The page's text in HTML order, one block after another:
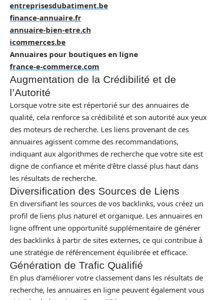
entreprisesdubatiment.be
finance-annuaire.fr
annuaire-bien-etre.ch
icommerces.be
Annuaires pour boutiques en ligne
france-e-commerce.com
Augmentation de la Crédibilité et de
l’Autorité
Lorsque votre site est répertorié sur des annuaires de
qualité, cela renforce sa crédibilité et son autorité aux yeux
des moteurs de recherche. Les liens provenant de ces
annuaires agissent comme des recommandations,
indiquant aux algorithmes de recherche que votre site est
digne de confiance et mérite d’être classé plus haut dans
les résultats de recherche.
Diversification des Sources de Liens
En diversifiant les sources de vos backlinks, vous créez un
profil de liens plus naturel et organique. Les annuaires en
ligne offrent une opportunité supplémentaire de générer
des backlinks à partir de sites externes, ce qui contribue à
une stratégie de référencement équilibrée et efficace.
Génération de Trafic Qualifié
En plus d’améliorer votre classement dans les résultats de
recherche, les annuaires en ligne peuvent également vous